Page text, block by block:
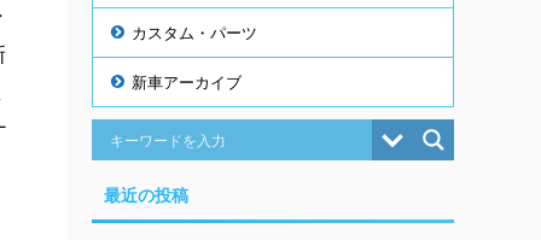
カスタム・パーツ
新車アーカイブ
最近の投稿